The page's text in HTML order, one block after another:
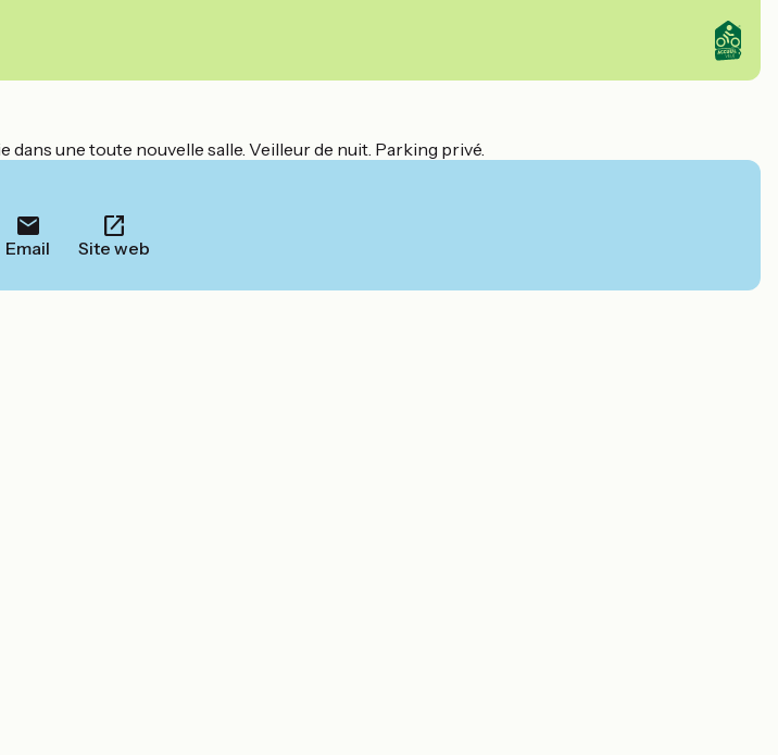
une toute nouvelle salle. Veilleur de nuit. Parking privé.
Email Site web